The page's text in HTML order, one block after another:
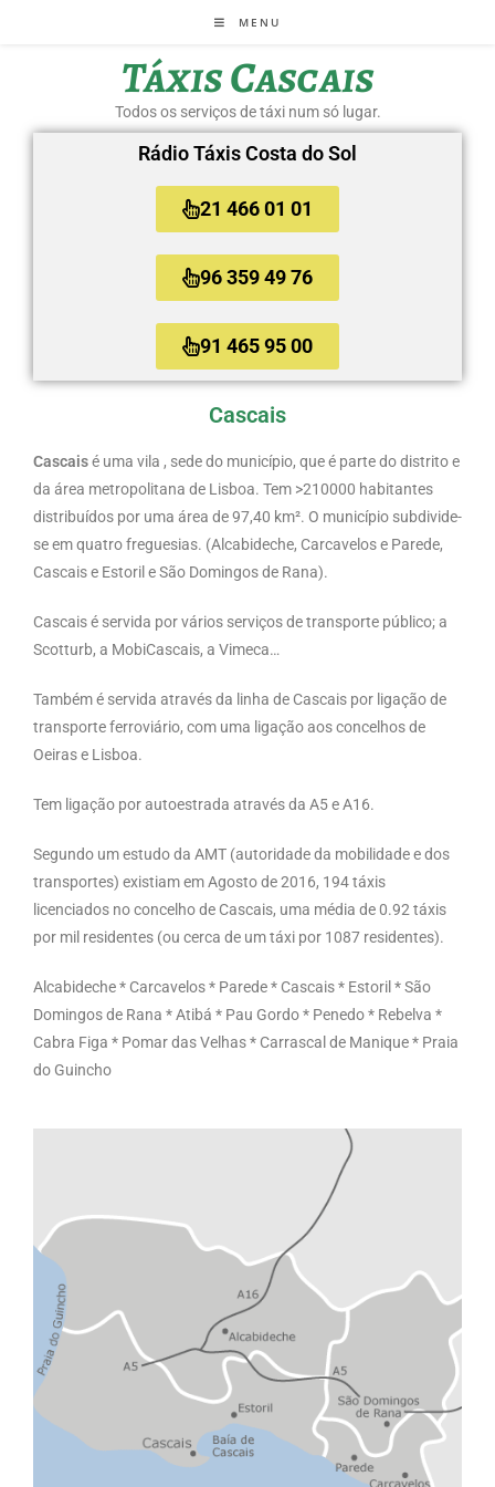
MENU
Táxis Cascais
Todos os serviços de táxi num só lugar.
Rádio Táxis Costa do Sol
21 466 01 01
96 359 49 76
91 465 95 00
Cascais
Cascaisé uma vila , sede do município, que é parte do distrito e
da área metropolitana de Lisboa. Tem >210000 habitantes
distribuídos por uma área de 97,40 km². O município subdivide-
se em quatro freguesias. (Alcabideche, Carcavelos e Parede,
Cascais e Estoril e São Domingos de Rana).
Cascais é servida por vários serviços de transporte público; a
Scotturb, a MobiCascais, a Vimeca…
Também é servida através da linha de Cascais por ligação de
transporte ferroviário, com uma ligação aos concelhos de
Oeiras e Lisboa.
Tem ligação por autoestrada através da A5 e A16.
Segundo um estudo da AMT (autoridade da mobilidade e dos
transportes) existiam em Agosto de 2016, 194 táxis
licenciados no concelho de Cascais, uma média de 0.92 táxis
por mil residentes (ou cerca de um táxi por 1087 residentes).
Alcabideche * Carcavelos * Parede * Cascais * Estoril * São
Domingos de Rana * Atibá * Pau Gordo * Penedo * Rebelva *
Cabra Figa * Pomar das Velhas * Carrascal de Manique * Praia
do Guincho